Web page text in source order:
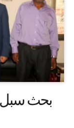
بحث سبل